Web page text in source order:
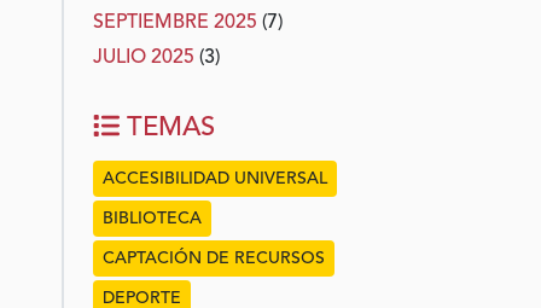
SEPTIEMBRE 2025 (7)
JULIO 2025 (3)
TEMAS
ACCESIBILIDAD UNIVERSAL
BIBLIOTECA
CAPTACIÓN DE RECURSOS
DEPORTE